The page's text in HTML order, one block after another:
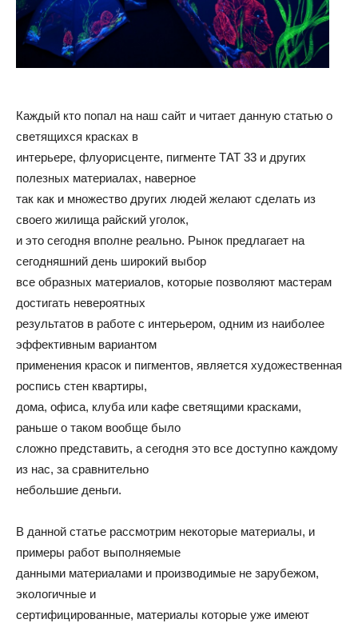
домах:
советы
статьи
Каждый кто попал на наш сайт и читает данную статью о
светящихся красках в
интерьере, флуорисценте, пигменте ТАТ 33 и других
полезных материалах, наверное
так как и множество других людей желают сделать из
своего жилища райский уголок,
и это сегодня вполне реально. Рынок предлагает на
сегодняшний день широкий выбор
все образных материалов, которые позволяют мастерам
достигать невероятных
результатов в работе с интерьером, одним из наиболее
эффективным вариантом
применения красок и пигментов, является художественная
роспись стен квартиры,
дома, офиса, клуба или кафе светящими красками,
раньше о таком вообще было
сложно представить, а сегодня это все доступно каждому
из нас, за сравнительно
небольшие деньги.
В данной статье рассмотрим некоторые материалы, и
примеры работ выполняемые
данными материалами и производимые не зарубежом,
экологичные и
сертифицированные, материалы которые уже имеют